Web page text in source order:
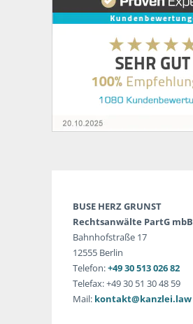
BUSE HERZ GRUNST
Rechtsanwälte PartG mbB
Bahnhofstraße 17
12555 Berlin
Telefon:+49 30 513 026 82
Telefax: +49 30 51 30 48 59
Mail: kontakt@kanzlei.law